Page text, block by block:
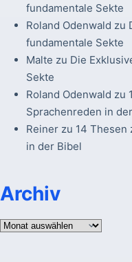
fundamentale Sekte
Roland Odenwald zu
fundamentale Sekte
Malte zu Die
Sekte
Roland Odenwald zu
Sprachenreden in
Reinerzu 14 Thesen
in der Bibel
Archiv
Archiv